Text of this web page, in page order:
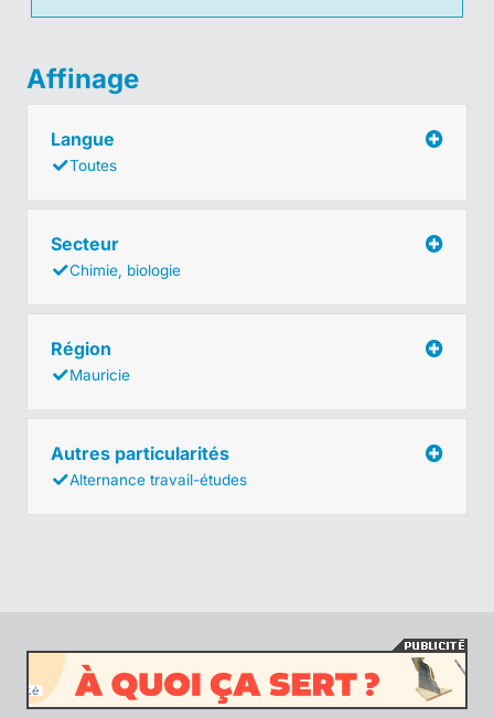
Affinage
Langue
Toutes
Secteur
Chimie, biologie
Région
Mauricie
Autres particularités
Alternance travail-études